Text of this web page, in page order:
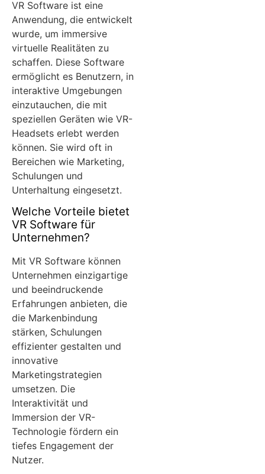
VR Software ist eine
Anwendung, die entwickelt
wurde, um immersive
virtuelle Realitäten zu
schaffen. Diese Software
ermöglicht es Benutzern, in
interaktive Umgebungen
einzutauchen, die mit
speziellen Geräten wie VR-
Headsets erlebt werden
können. Sie wird oft in
Bereichen wie Marketing,
Schulungen und
Unterhaltung eingesetzt.
Welche Vorteile bietet
VR Software für
Unternehmen?
Mit VR Software können
Unternehmen einzigartige
und beeindruckende
Erfahrungen anbieten, die
die Markenbindung
stärken, Schulungen
effizienter gestalten und
innovative
Marketingstrategien
umsetzen. Die
Interaktivität und
Immersion der VR-
Technologie fördern ein
tiefes Engagement der
Nutzer.